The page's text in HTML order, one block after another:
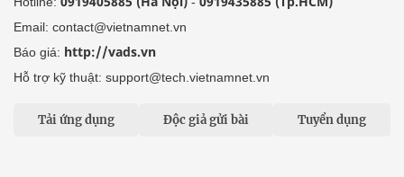
Email: contact@vietnamnet.vn
Báo giá: http://vads.vn
Hỗ trợ kỹ thuật: support@tech.vietnamnet.vn
Tải ứng dụng Độc giả gửi bài Tuyển dụng